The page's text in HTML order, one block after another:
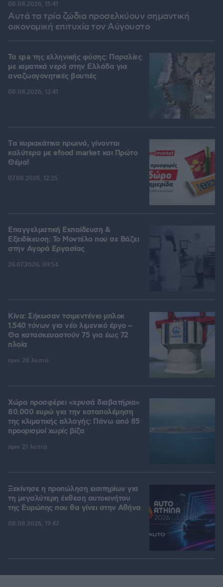
Αυτά τα τρία ζώδια προσελκύουν σημαντική
οικονομική επιτυχία τον Αύγουστο
08.08.2026, 15:41
Τα spa της ελληνικής φύσης: Παραλίες
με ιαματικά νερά στην Ελλάδα για
αναζωογονητικές βουτιές
08.08.2026, 13:41
Tα κυριακάτικα πρωινά, γίνονται
καλύτερα με efood market και Πρώτο
Θέμα!
07.08.2026, 12:25
Επαγγελματική Εκπαίδευση &
Εξειδίκευση: Το Mοντέλο που σε Bάζει
στην Aγορά Eργασίας
26.07.2026, 09:54
Κίνα: Σήκωσαν τσιμεντένιο μπλοκ
1.540 τόνων για νέο λιμενικό έργο –
Θα κατασκευαστούν 75 για έως 72
πλοία
πριν 20 λεπτά
Χώρα προσφέρει «χρυσά διαβατήρια»
80.000 ευρώ για την καταπολέμηση
της κλιματικής αλλαγής: Πάνω από 85
προορισμοί χωρίς βίζα
πριν 21 λεπτά
Ξεκίνησε η προπώληση εισιτηρίων για
τη μεγαλύτερη έκθεση αυτοκινήτου
της Ευρώπης που θα γίνει στην Αθήνα
08.08.2026, 19:47